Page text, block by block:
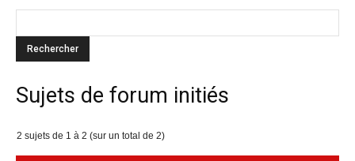
Sujets de forum initiés
2 sujets de 1 à 2 (sur un total de 2)